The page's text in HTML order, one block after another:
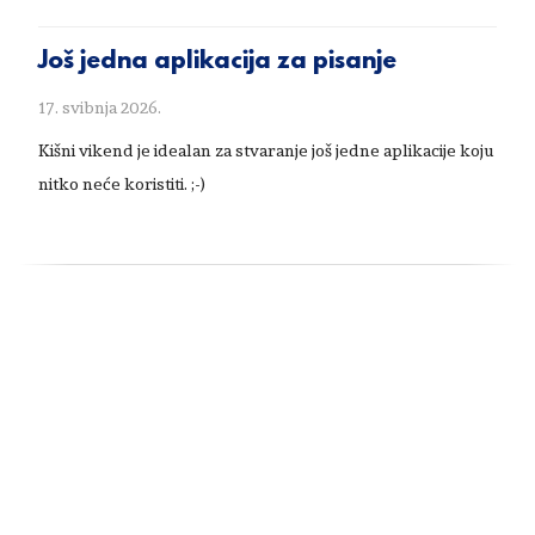
Još jedna aplikacija za pisanje
17. svibnja 2026.
Kišni vikend je idealan za stvaranje još jedne aplikacije koju
nitko neće koristiti. ;-)